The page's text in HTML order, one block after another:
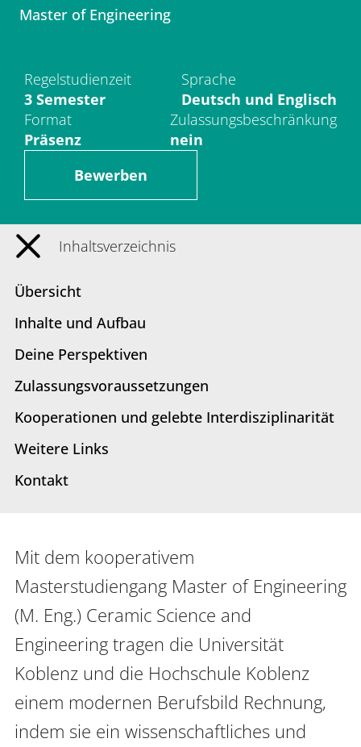
Master of Engineering
Regelstudienzeit
3 Semester
Sprache
Deutsch und Englisch
Format
Präsenz
Zulassungsbeschränkung
nein
Bewerben
Inhaltsverzeichnis
Übersicht
Inhalte und Aufbau
Deine Perspektiven
Zulassungsvoraussetzungen
Kooperationen und gelebte Interdisziplinarität
Weitere Links
Kontakt
Mit dem kooperativem
Masterstudiengang Master of Engineering
(M. Eng.) Ceramic Science and
Engineering tragen die Universität
Koblenz und die Hochschule Koblenz
einem modernen Berufsbild Rechnung,
indem sie ein wissenschaftliches und
Verwaltung
Fachbereiche
Bildungswissenschaften
Philologie / Kulturwissenschaften
Informatik
Interdisziplinäres Forschungs-,
Personalentwicklungszentrum
Interdisziplinäres Karriere- und
Studienzentrum
Universitätsbibliothek
Zentrum für Lehrkräftebildung
Zentrum für Fernstudien und
Universitäre Weiterbildung
Zentrum für Informations- und
Medientechnologien